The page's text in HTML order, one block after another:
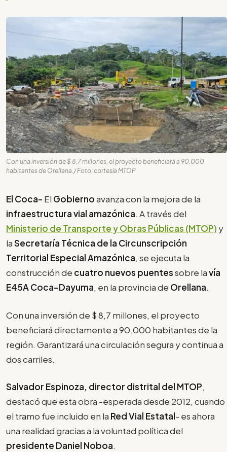
Con una inversión de $ 8,7 millones, el proyecto beneficiará a 90.000
habitantes de Orellana./ Foto: cortesía MTOP
El Coca- El Gobiernoavanza con la mejora de la
infraestructura vial amazónica. A través del
Ministerio de Transporte y Obras Públicas (MTOP) y
laSecretaría Técnica de la Circunscripción
Territorial Especial Amazónica, se ejecuta la
construcción de cuatro nuevos puentessobre lavía
E45A Coca–Dayuma, en la provincia de Orellana.
Con una inversión de $ 8,7 millones, el proyecto
beneficiará directamente a 90.000 habitantes de la
región. Garantizará una circulación segura y continua a
dos carriles.
Salvador Espinoza, director distrital del MTOP,
destacó que esta obra -esperada desde 2012, cuando
el tramo fue incluido en la Red Vial Estatal- es ahora
una realidad gracias a la voluntad política del
presidente Daniel Noboa.